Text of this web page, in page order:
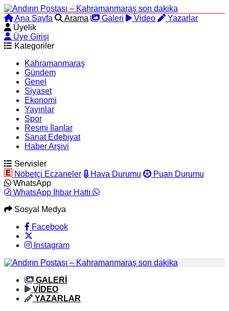
Ana Sayfa Arama Galeri Video
Yazarlar
Üyelik
Üye Girişi
Kategoriler
Kahramanmaraş
Gündem
Genel
Siyaset
Ekonomi
Yayınlar
Spor
Resmi İlanlar
Sanat Edebiyat
Haber Arşivi
Servisler
Nöbetçi Eczaneler
Hava Durumu
Puan Durumu
WhatsApp
WhatsApp İhbar Hattı
Sosyal Medya
Facebook
Instagram
GALERİ
VİDEO
YAZARLAR